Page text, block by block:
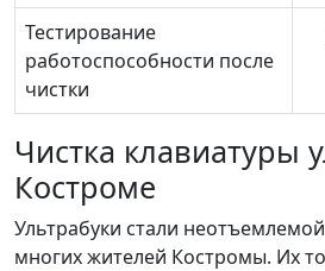
Тестирование
работоспособности после
чистки
Чистка клавиатуры
Костроме
Ультрабуки стали
многих жителей Костромы. Их